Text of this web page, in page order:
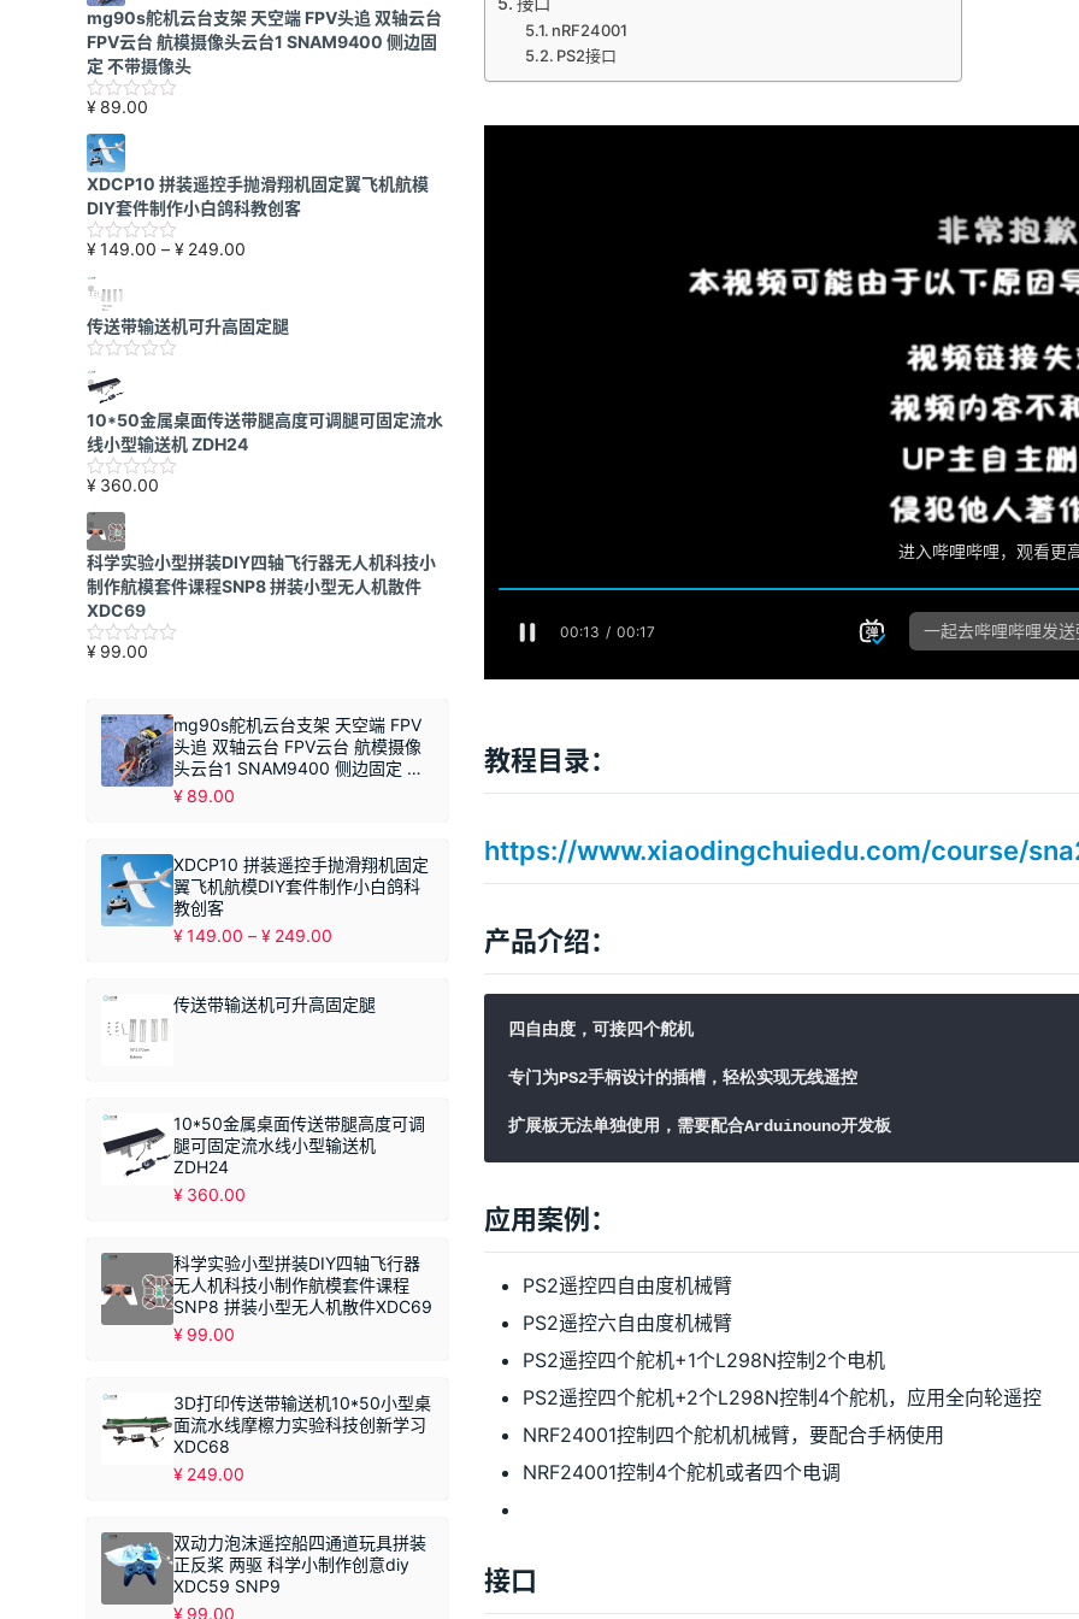
nRF24001
PS2接口
教程目录：
https://www.xiaodingchuiedu.com/course/
产品介绍：
四自由度，可接四个舵机
专门为PS2手柄设计的插槽，轻松实现无线遥控
扩展板无法单独使用，需要配合Arduinouno开发板
应用案例：
PS2遥控四自由度机械臂
PS2遥控六自由度机械臂
PS2遥控四个舵机+1个L298N控制2个电机
PS2遥控四个舵机+2个L298N控制4个舵机，应用全向轮遥控
NRF24001控制四个舵机机械臂，要配合手柄使用
NRF24001控制4个舵机或者四个电调
接口
mg90s舵机云台支架 天空端 FPV头追 双轴云台
FPV云台 航模摄像头云台1 SNAM9400 侧边固
定 不带摄像头
¥ 89.00
XDCP10 拼装遥控手抛滑翔机固定翼飞机航模
DIY套件制作小白鸽科教创客
¥149.00 – ¥ 249.00
围：
传送带输送机可升高固定腿
10*50金属桌面传送带腿高度可调腿可固定流水
线小型输送机 ZDH24
¥ 360.00
科学实验小型拼装DIY四轴飞行器无人机科技小
制作航模套件课程SNP8 拼装小型无人机散件
XDC69
¥ 99.00
mg90s舵机云台支架 天空端 FPV
头追 双轴云台 FPV云台 航模摄像
头云台1 SNAM9400 侧边固定 不
带摄像头
¥89.00
XDCP10 拼装遥控手抛滑翔机固定
翼飞机航模DIY套件制作小白鸽科
教创客
¥149.00 – ¥ 249.00
围：
传送带输送机可升高固定腿
10*50金属桌面传送带腿高度可调
腿可固定流水线小型输送机
ZDH24
¥ 360.00
科学实验小型拼装DIY四轴飞行器
无人机科技小制作航模套件课程
SNP8 拼装小型无人机散件XDC69
¥ 99.00
3D打印传送带输送机10*50小型桌
面流水线摩檫力实验科技创新学习
XDC68
¥ 249.00
双动力泡沫遥控船四通道玩具拼装
正反桨 两驱 科学小制作创意diy
XDC59 SNP9
¥ 99.00